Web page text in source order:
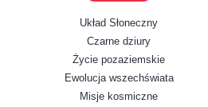
Układ Słoneczny
Czarne dziury
Życie pozaziemskie
Ewolucja wszechświata
Misje kosmiczne